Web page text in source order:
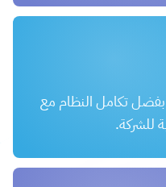
بفضل تكامل النظام مع
للشركة.